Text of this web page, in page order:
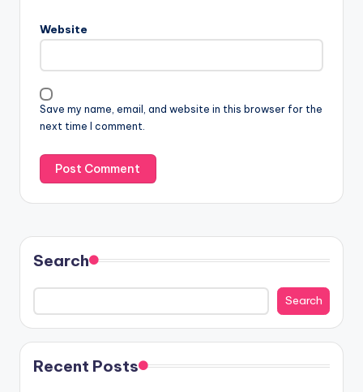
Website
Save my name, email, and website in this browser for the
next time I comment.
Search
Search
Recent Posts